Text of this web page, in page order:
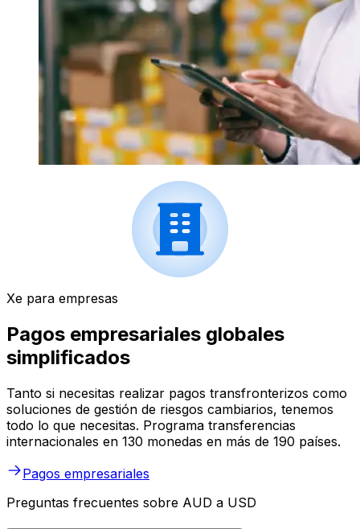
Xe para empresas
Pagos empresariales globales
simplificados
Tanto si necesitas realizar pagos transfronterizos como
soluciones de gestión de riesgos cambiarios, tenemos
todo lo que necesitas. Programa transferencias
internacionales en 130 monedas en más de 190 países.
Pagos empresariales
Preguntas frecuentes sobre AUD a USD